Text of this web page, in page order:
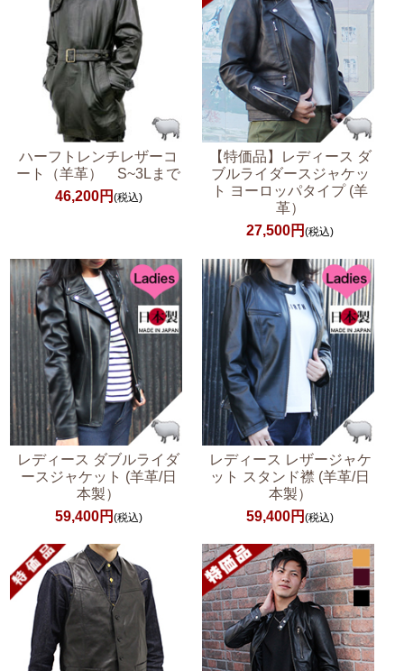
ハーフトレンチレザーコ
ート（羊革） S~3Lまで
46,200円 (税込)
【特価品】レディース ダ
ブルライダースジャケッ
ト ヨーロッパタイプ (羊
革）
27,500円(税込)
レディース ダブルライダ
ースジャケット (羊革/日
本製）
59,400円 (税込)
レディース レザージャケ
ット スタンド襟 (羊革/日
本製）
59,400円(税込)